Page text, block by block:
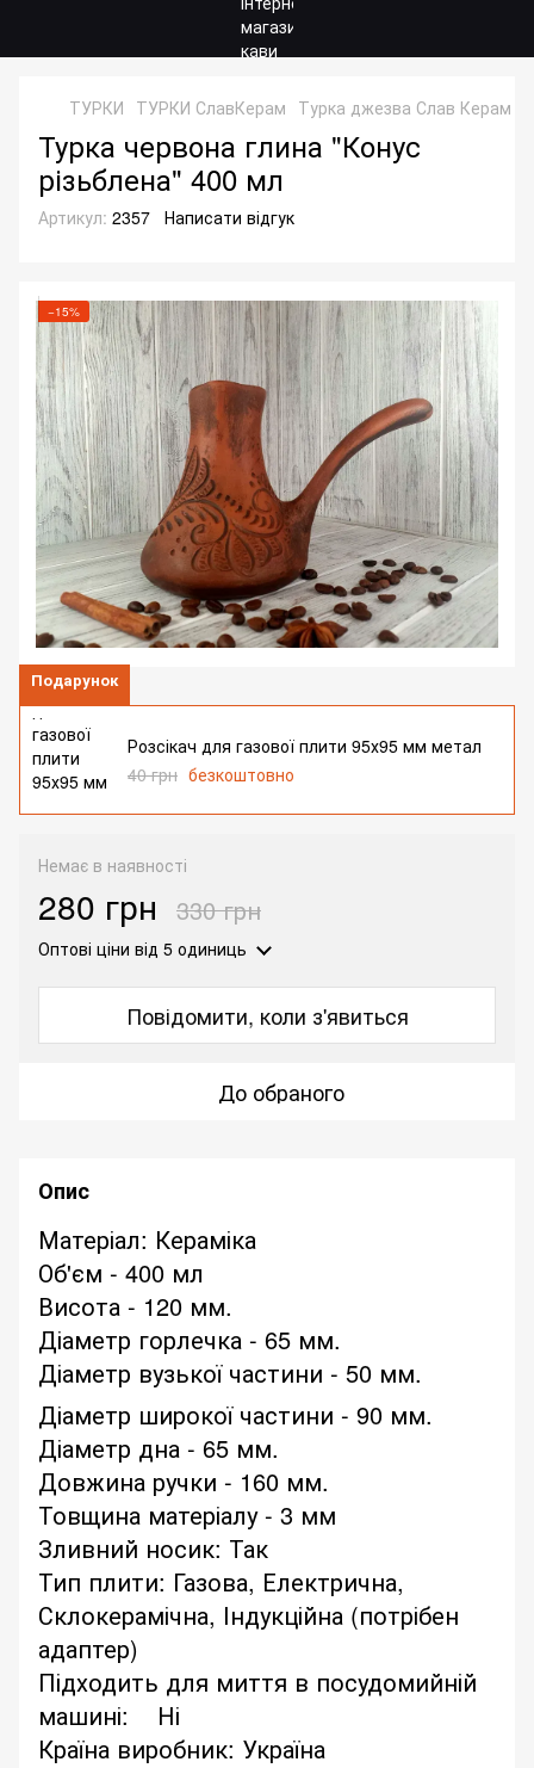
ТУРКИ ТУРКИ СлавКерам Турка джезва Слав Керам
Турка червона глина "Конус
різьблена" 400 мл
Артикул: 2357 Написати відгук
−15%
Подарунок
Розсікач для газової плити 95х95 мм метал
40 грн безкоштовно
Немає в наявності
280 грн 330 грн
Оптові ціни від 5 одиниць
Повідомити, коли з'явиться
До обраного
Опис
Матеріал: Кераміка
Об'єм - 400 мл
Висота - 120 мм.
Діаметр горлечка - 65 мм.
Діаметр вузької частини - 50 мм.
Діаметр широкої частини - 90 мм.
Діаметр дна - 65 мм.
Довжина ручки - 160 мм.
Товщина матеріалу - 3 мм
Зливний носик: Так
Тип плити: Газова, Електрична,
Склокерамічна, Індукційна (потрібен
адаптер)
Підходить для миття в посудомийній
машині: Ні
Країна виробник: Україна